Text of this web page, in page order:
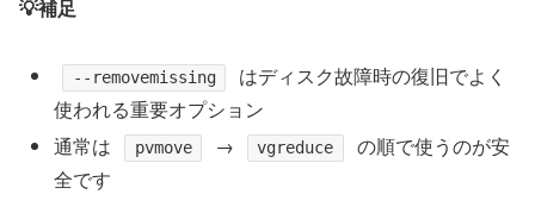
💡補足
--removemissing
はディスク故障時の復旧でよく
使われる重要オプション
通常は
pvmove → vgreduce
の順で使うのが安
全です